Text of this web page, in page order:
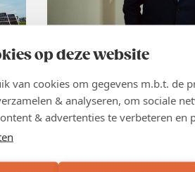
op deze website
van cookies om gegevens m.b.t. de
& analyseren, om sociale
& advertenties te verbeteren en
Groei creëer je
belastingen